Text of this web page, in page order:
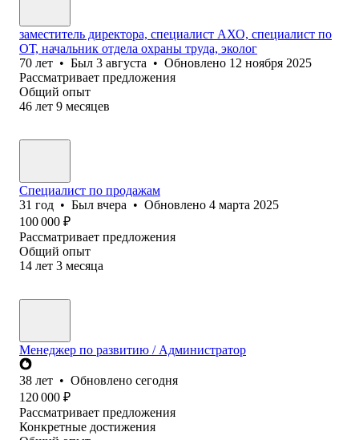
заместитель директора, специалист АХО, специалист по
ОТ, начальник отдела охраны труда, эколог
70 лет • Был 3 августа • Обновлено 12 ноября 2025
Рассматривает предложения
Общий опыт
46 лет 9 месяцев
Специалист по продажам
31 год • Был вчера • Обновлено 4 марта 2025
100 000 ₽
Рассматривает предложения
Общий опыт
14 лет 3 месяца
Менеджер по развитию / Администратор
38 лет • Обновлено сегодня
120 000 ₽
Рассматривает предложения
Конкретные достижения